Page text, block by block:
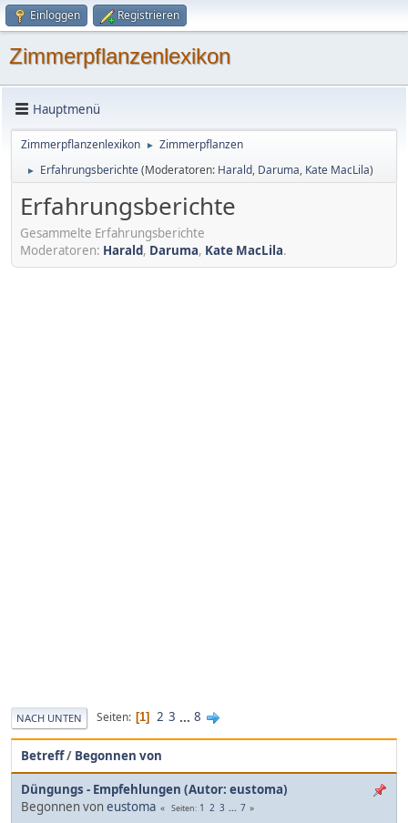
Einloggen Registrieren
Zimmerpflanzenlexikon
Hauptmenü
Zimmerpflanzenlexikon ► Zimmerpflanzen
► Erfahrungsberichte(Moderatoren: Harald, Daruma, Kate MacLila)
Erfahrungsberichte
Gesammelte Erfahrungsberichte
Moderatoren: Harald, Daruma, Kate MacLila.
NACH UNTEN Seiten 1 2 3 ... 8
Betreff/ Begonnen von
Düngungs - Empfehlungen (Autor: eustoma)
Begonnen voneustoma Seiten 1 2 3 ... 7